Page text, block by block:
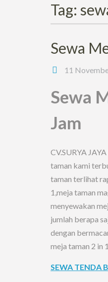
Tag:
Sewa
11
Sewa
Jam
CV.SURYA
taman kami
taman terlihat
1,meja taman
menyewakan
jumlah berapa
dengan
meja taman 2 in
SEWA TENDA